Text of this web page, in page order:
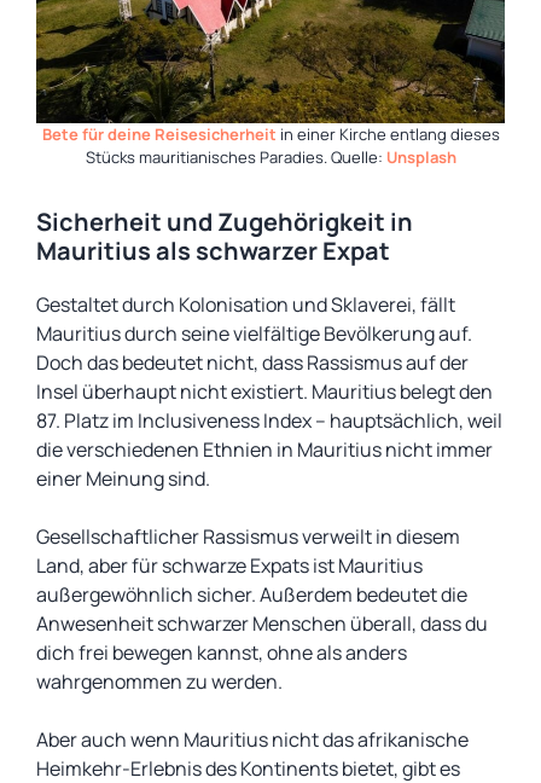
Bete für deine Reisesicherheit in einer Kirche entlang dieses
Stücks mauritianisches Paradies. Quelle: Unsplash
Sicherheit und Zugehörigkeit in
Mauritius als schwarzer Expat
Gestaltet durch Kolonisation und Sklaverei, fällt
Mauritius durch seine vielfältige Bevölkerung auf.
Doch das bedeutet nicht, dass Rassismus auf der
Insel überhaupt nicht existiert. Mauritius belegt den
87. Platz im Inclusiveness Index – hauptsächlich, weil
die verschiedenen Ethnien in Mauritius nicht immer
einer Meinung sind.
Gesellschaftlicher Rassismus verweilt in diesem
Land, aber für schwarze Expats ist Mauritius
außergewöhnlich sicher. Außerdem bedeutet die
Anwesenheit schwarzer Menschen überall, dass du
dich frei bewegen kannst, ohne als anders
wahrgenommen zu werden.
Aber auch wenn Mauritius nicht das afrikanische
Heimkehr-Erlebnis des Kontinents bietet, gibt es